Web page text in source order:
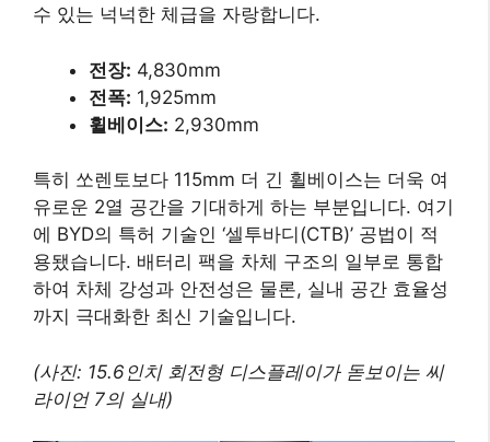
수 있는 넉넉한 체급을 자랑합니다.
전장: 4,830mm
전폭: 1,925mm
휠베이스: 2,930mm
특히 쏘렌토보다 115mm 더 긴 휠베이스는 더욱 여
유로운 2열 공간을 기대하게 하는 부분입니다. 여기
에 BYD의 특허 기술인 ‘셀투바디(CTB)’ 공법이 적
용됐습니다. 배터리 팩을 차체 구조의 일부로 통합
하여 차체 강성과 안전성은 물론, 실내 공간 효율성
까지 극대화한 최신 기술입니다.
(사진: 15.6인치 회전형 디스플레이가 돋보이는 씨
라이언 7의 실내)